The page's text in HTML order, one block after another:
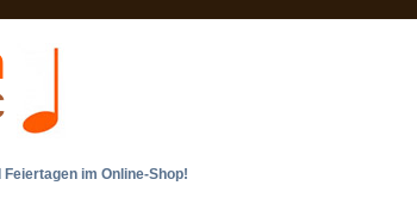
im Online-Shop!